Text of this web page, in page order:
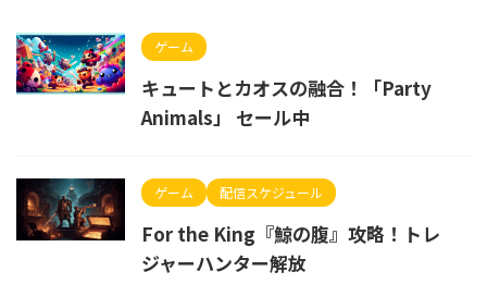
ゲーム
キュートとカオスの融合！「Party
Animals」 セール中
ゲーム 配信スケジュール
For the King『鯨の腹』攻略！トレ
ジャーハンター解放